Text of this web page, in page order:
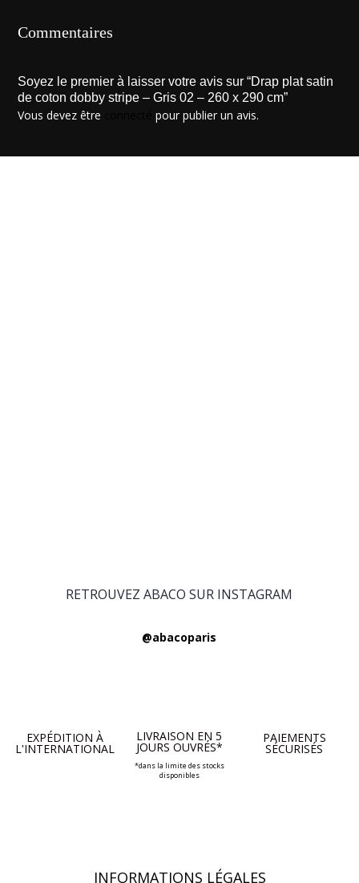
Commentaires
Soyez le premier à laisser votre avis sur “Drap plat satin
de coton dobby stripe – Gris 02 – 260 x 290 cm”
Vous devez être pour publier un avis.
RETROUVEZ ABACO SUR INSTAGRAM
@abacoparis
EXPÉDITION À
L'INTERNATIONAL
LIVRAISON EN 5
JOURS OUVRÉS*
*dans la limite des stocks
disponibles
PAIEMENTS
SÉCURISÉS
INFORMATIONS LÉGALES